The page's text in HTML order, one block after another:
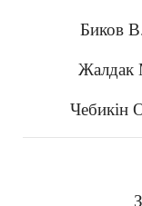
Биков
Жалдак
Чебикін